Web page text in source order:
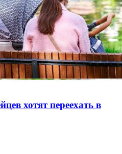
хотят переехать в